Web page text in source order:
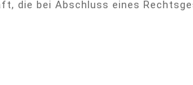
die bei Abschluss eines